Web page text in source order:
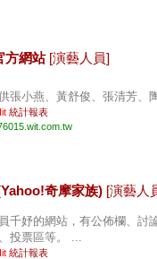
方網站 [演藝人員]
張小燕、黃舒俊、張清芳、
統計報表
奇摩家族) [演藝人
千妤的網站，有公佈欄、討
投票區等。 ...
統計報表